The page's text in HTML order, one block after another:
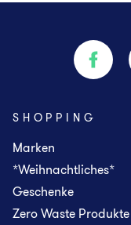
SHOPPING
Marken
*Weihnachtliches*
Geschenke
Zero Waste Produkte